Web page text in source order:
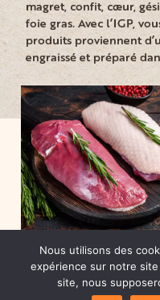
magret, confit, cœur,
foie gras. Avec l’IGP,
produits proviennent
engraissé et préparé
Nous utilisons des
expérience sur notre
site, nous